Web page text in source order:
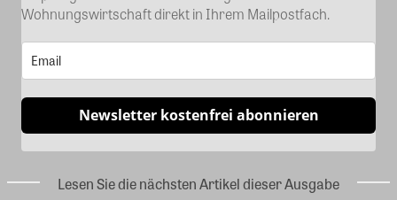
Wohnungswirtschaft direkt in Ihrem Mailpostfach.
Newsletter kostenfrei abonnieren
Lesen Sie die nächsten Artikel dieser Ausgabe